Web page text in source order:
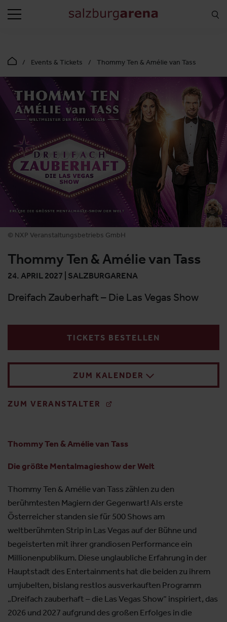
Events & Tickets Thommy Ten & Amélie van Tass
© NXP Veranstaltungsbetriebs GmbH
Thommy Ten & Amélie van Tass
24. APRIL 2027 | SALZBURGARENA
Dreifach Zauberhaft – Die Las Vegas Show
TICKETS BESTELLEN
ZUM KALENDER
ZUM VERANSTALTER
Thommy Ten & Amélie van Tass
Die größte Mentalmagieshow der Welt
Thommy Ten & Amélie van Tass zählen zu den
berühmtesten Magiern der Gegenwart! Als erste
Österreicher standen sie für 500 Shows am
weltberühmten Strip in Las Vegas auf der Bühne und
begeisterten mit ihrer grandiosen Performance ein
Millionenpublikum. Diese unglaubliche Erfahrung in der
Hauptstadt des Entertainments hat die beiden zu ihrem
umjubelten, bislang restlos ausverkauften Programm
„Dreifach zauberhaft – die Las Vegas Show“ inspiriert, das
2026 und 2027 aufgrund des großen Erfolges in die